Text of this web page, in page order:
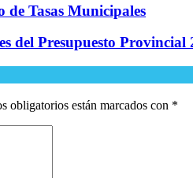
de Tasas Municipales
del Presupuesto Provincial
obligatorios están marcados con *